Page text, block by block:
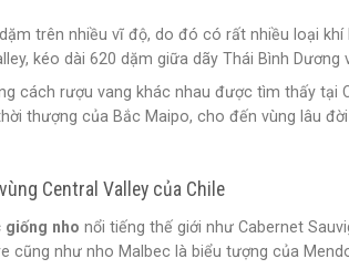
trên nhiều vĩ độ, do đó có rất nhiều loại khí
kéo dài 620 dặm giữa dãy Thái Bình Dương
cách rượu vang khác nhau được tìm thấy tại
thượng của Bắc Maipo, cho đến vùng lâu
Central Valley của Chile
giống nho nổi tiếng thế giới như Cabernet
cũng như nho Malbec là biểu tượng của